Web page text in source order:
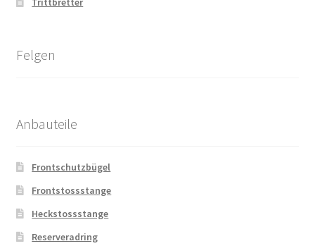
Felgen
Anbauteile
Frontschutzbügel
Frontstossstange
Heckstossstange
Reserveradring